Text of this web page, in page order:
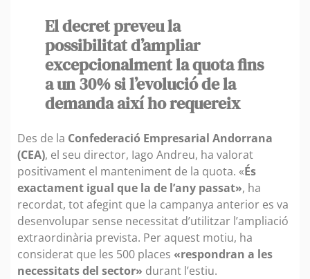
El decret preveu la
possibilitat d’ampliar
excepcionalment la quota fins
a un 30% si l’evolució de la
demanda així ho requereix
Des de la Confederació Empresarial Andorrana
(CEA), el seu director, Iago Andreu, ha valorat
positivament el manteniment de la quota. «És
exactament igual que la de l’any passat», ha
recordat, tot afegint que la campanya anterior es va
desenvolupar sense necessitat d’utilitzar l’ampliació
extraordinària prevista. Per aquest motiu, ha
considerat que les 500 places «respondran a les
necessitats del sector» durant l’estiu.